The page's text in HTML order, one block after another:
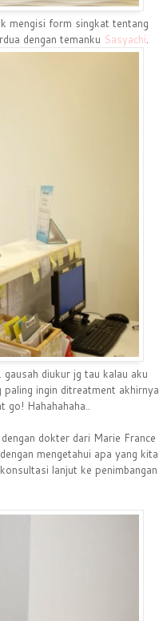
mengisi form singkat tentang
dengan temanku Sasyachi.
diukur jg tau kalau aku
ingin ditreatment akhirnya
Hahahahaha..
dokter dari Marie France
mengetahui apa yang kita
lanjut ke penimbangan